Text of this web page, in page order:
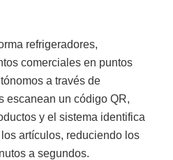
refrigeradores,
comerciales en puntos
a través de
escanean un código QR,
y el sistema identifica
artículos, reduciendo los
a segundos.